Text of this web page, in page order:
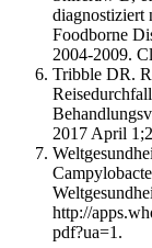
diagnostiziert
Foodborne
2004-2009.
Tribble DR.
2017 April
http://
pdf?ua=1.